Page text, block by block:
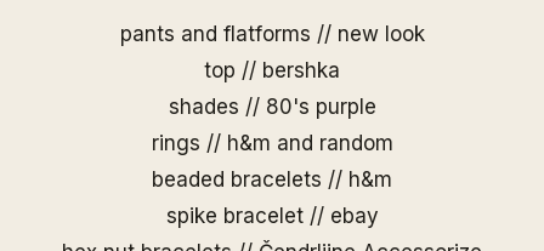
pants and flatforms // new look
top // bershka
shades // 80's purple
rings // h&m and random
beaded bracelets // h&m
spike bracelet // ebay